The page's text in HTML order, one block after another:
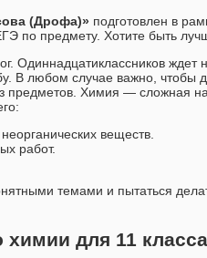
(Дрофа)» подготовлен в
по предмету. Хотите быть
Одиннадцатиклассников
В любом случае важно, чтобы
предметов. Химия — сложная
веществ.
работ.
темами и пытаться
для 11